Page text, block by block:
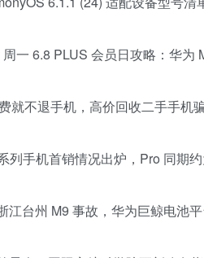
一 6.8 PLUS 会员日攻略：华
就不退手机，高价回收二手手机
列手机首销情况出炉，Pro 同期
江台州 M9 事故，华为巨鲸电池